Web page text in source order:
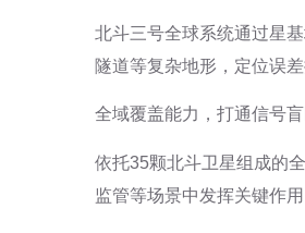
北斗三号全球系统通过星
隧道等复杂地形，定位误
全域覆盖能力，打通信号
依托35颗北斗卫星组成的
监管等场景中发挥关键作用